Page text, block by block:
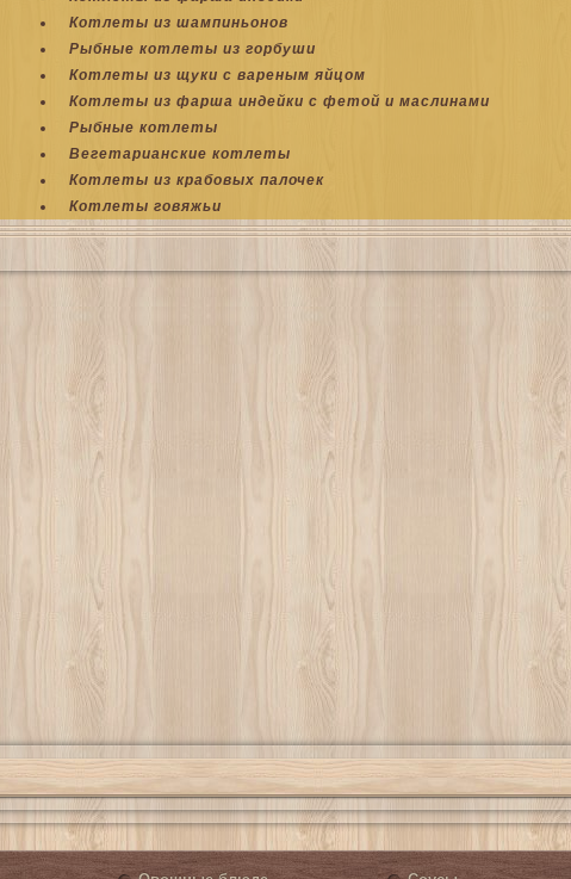
Котлеты из шампиньонов
Рыбные котлеты из горбуши
Котлеты из щуки с вареным яйцом
Котлеты из фарша индейки с фетой и маслинами
Рыбные котлеты
Вегетарианские котлеты
Котлеты из крабовых палочек
Котлеты говяжьи